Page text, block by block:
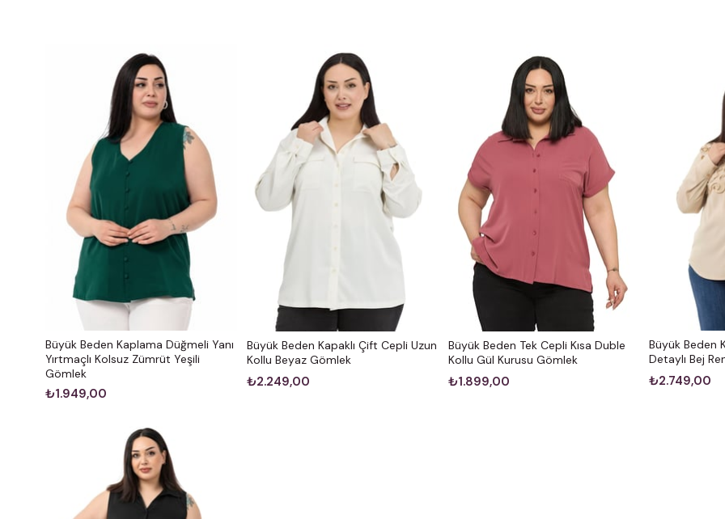
Büyük Beden Kaplama Düğmeli Yanı
Yırtmaçlı Kolsuz Zümrüt Yeşili
Gömlek
₺1.949,00
Büyük Beden Kapaklı Çift Cepli Uzun
Kollu Beyaz Gömlek
₺2.249,00
Büyük Beden Tek Cepli Kısa Duble
Kollu Gül Kurusu Gömlek
₺1.899,00
Büyük Beden
Detaylı Bej
₺2.749,00